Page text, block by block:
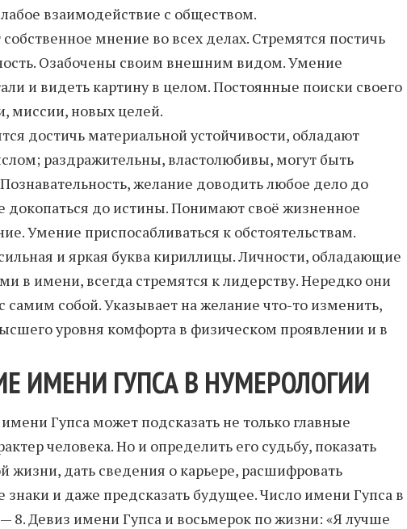
взаимодействие с обществом.
мнение во всех делах. Стремятся постичь
Озабочены своим внешним видом. Умение
и видеть картину в целом. Постоянные поиски своего
миссии, новых целей.
достичь материальной устойчивости, обладают
раздражительны, властолюбивы, могут быть
желание доводить любое дело до
докопаться до истины. Понимают своё жизненное
Умение приспосабливаться к обстоятельствам.
и яркая буква кириллицы. Личности, обладающие
в имени, всегда стремятся к лидерству. Нередко они
самим собой. Указывает на желание что-то изменить,
уровня комфорта в физическом проявлении и в
ИМЕНИ ГУПСА В НУМЕРОЛОГИИ
Гупса может подсказать не только главные
человека. Но и определить его судьбу, показать
жизни, дать сведения о карьере, расшифровать
знаки и даже предсказать будущее. Число имени Гупса в
8. Девиз имени Гупса и восьмерок по жизни: «Я лучше